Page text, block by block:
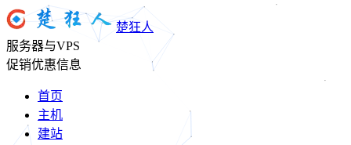
楚狂人
服务器与VPS
促销优惠信息
首页
主机
建站